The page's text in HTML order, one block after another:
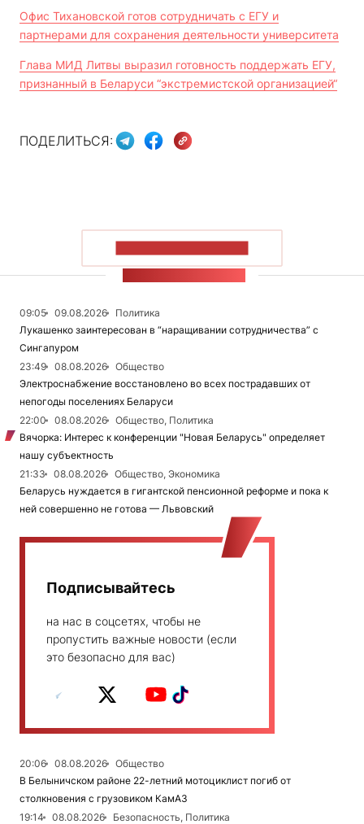
Офис Тихановской готов сотрудничать с ЕГУ и
партнерами для сохранения деятельности университета
Глава МИД Литвы выразил готовность поддержать ЕГУ,
признанный в Беларуси “экстремистской организацией“
ПОДЕЛИТЬСЯ:
09:05 09.08.2026
Политика
Лукашенко заинтересован в “наращивании сотрудничества” с
Сингапуром
23:49
08.08.2026
Общество
Электроснабжение восстановлено во всех пострадавших от
непогоды поселениях Беларуси
22:00
08.08.2026
Общество, Политика
Вячорка: Интерес к конференции "Новая Беларусь" определяет
нашу субъектность
21:33
08.08.2026
Общество, Экономика
Беларусь нуждается в гигантской пенсионной реформе и пока к
ней совершенно не готова — Львовский
Подписывайтесь
на нас в соцсетях, чтобы не
пропустить важные новости (если
это безопасно для вас)
20:06 08.08.2026
Общество
В Белыничском районе 22-летний мотоциклист погиб от
столкновения с грузовиком КамАЗ
19:14
08.08.2026
Безопасность, Политика